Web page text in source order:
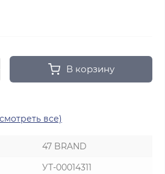
В корзину
все)
47 BRAND
УТ-00014311